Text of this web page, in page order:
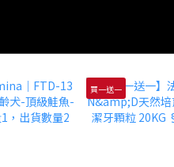
買一送一